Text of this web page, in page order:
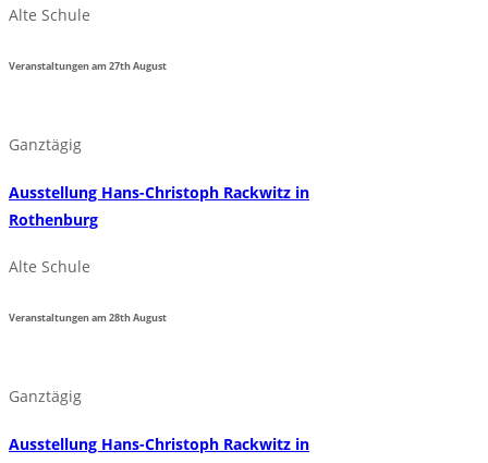
Alte Schule
Veranstaltungen am27thAugust
Ganztägig
Ausstellung Hans-Christoph Rackwitz in
Rothenburg
Alte Schule
Veranstaltungen am28thAugust
Ganztägig
Ausstellung Hans-Christoph Rackwitz in